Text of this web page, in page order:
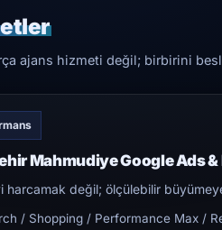
ajans hizmeti değil; birbirini
Mahmudiye Google Ads
harcamak değil; ölçülebilir
/ Shopping / Performance Max /